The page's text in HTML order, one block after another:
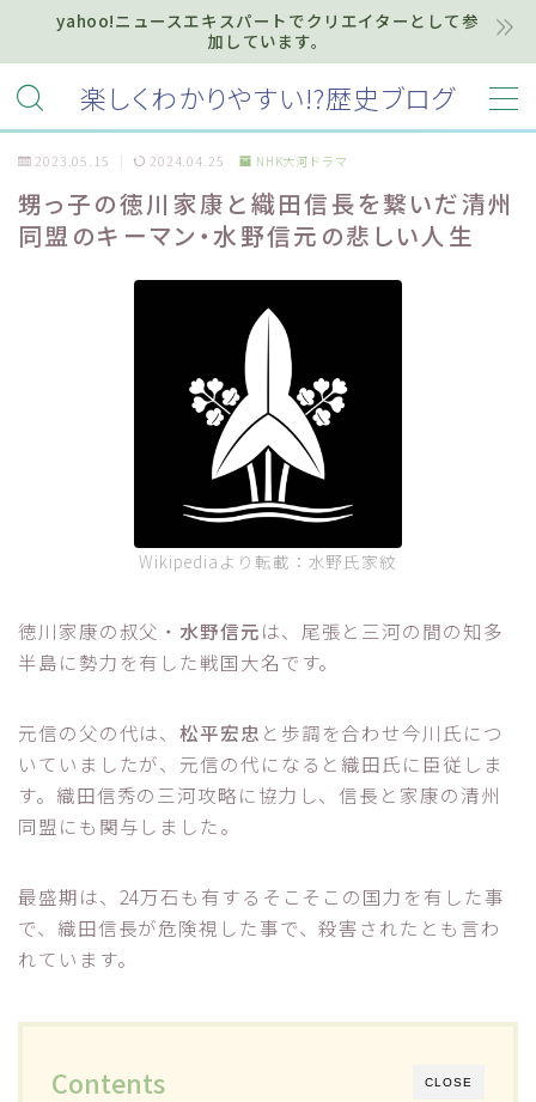
yahoo!ニュースエキスパートでクリエイターとして参
加しています。
楽しくわかりやすい!?歴史ブログ
MENU
ホーム
プライバシーポリシー
お知らせ『インフォメーション』
質問・お問い合わせ等はこちらまで
2023.05.15 2024.04.25 NHK大河ドラマ
甥っ子の徳川家康と織田信長を繋いだ清州
同盟のキーマン・水野信元の悲しい人生
Wikipediaより転載：水野氏家紋
徳川家康の叔父・ 水野信元は、尾張と三河の間の知多
半島に勢力を有した戦国大名です。
元信の父の代は、松平宏忠 と歩調を合わせ今川氏につ
いていましたが、元信の代になると織田氏に臣従しま
す。織田信秀の三河攻略に協力し、信長と家康の清州
同盟にも関与しました。
最盛期は、24万石も有するそこそこの国力を有した事
で、織田信長が危険視した事で、殺害されたとも言わ
れています。
CLOSE
Contents